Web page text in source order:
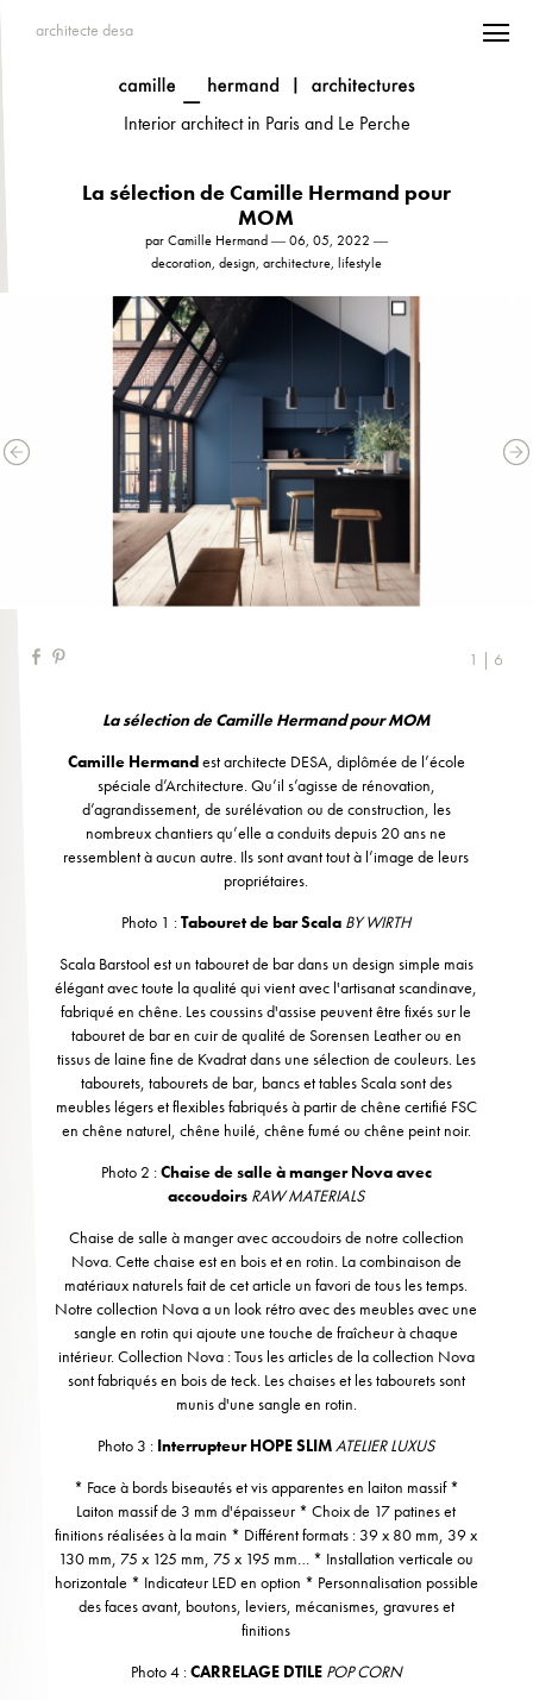
architecte desa
Interior architect in Paris and Le Perche
La sélection de Camille Hermand pour
MOM
par Camille Hermand ― 06, 05, 2022 ―
decoration, design, architecture, lifestyle
1 | 6
La sélection de Camille Hermand pour MOM
Camille Hermandest architecte DESA, diplômée de l’école
spéciale d’Architecture. Qu’il s’agisse de rénovation,
d’agrandissement, de surélévation ou de construction, les
nombreux chantiers qu’elle a conduits depuis 20 ans ne
ressemblent à aucun autre. Ils sont avant tout à l’image de leurs
propriétaires.
Photo 1 :Tabouret de bar Scala BY WIRTH
Scala Barstool est un tabouret de bar dans un design simple mais
élégant avec toute la qualité qui vient avec l'artisanat scandinave,
fabriqué en chêne. Les coussins d'assise peuvent être fixés sur le
tabouret de bar en cuir de qualité de Sorensen Leather ou en
tissus de laine fine de Kvadrat dans une sélection de couleurs. Les
tabourets, tabourets de bar, bancs et tables Scala sont des
meubles légers et flexibles fabriqués à partir de chêne certifié FSC
en chêne naturel, chêne huilé, chêne fumé ou chêne peint noir.
Photo 2 :Chaise de salle à manger Nova avec
accoudoirs RAW MATERIALS
Chaise de salle à manger avec accoudoirs de notre collection
Nova. Cette chaise est en bois et en rotin. La combinaison de
matériaux naturels fait de cet article un favori de tous les temps.
Notre collection Nova a un look rétro avec des meubles avec une
sangle en rotin qui ajoute une touche de fraîcheur à chaque
intérieur. Collection Nova : Tous les articles de la collection Nova
sont fabriqués en bois de teck. Les chaises et les tabourets sont
munis d'une sangle en rotin.
Photo 3 : Interrupteur HOPE SLIMATELIER LUXUS
* Face à bords biseautés et vis apparentes en laiton massif *
Laiton massif de 3 mm d'épaisseur * Choix de 17 patines et
finitions réalisées à la main * Différent formats : 39 x 80 mm, 39 x
130 mm, 75 x 125 mm, 75 x 195 mm… * Installation verticale ou
horizontale * Indicateur LED en option * Personnalisation possible
des faces avant, boutons, leviers, mécanismes, gravures et
finitions
Photo 4 :CARRELAGE DTILE POP CORN